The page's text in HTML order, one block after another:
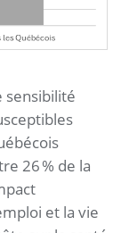
sensibilité
26 % de la
et la vie